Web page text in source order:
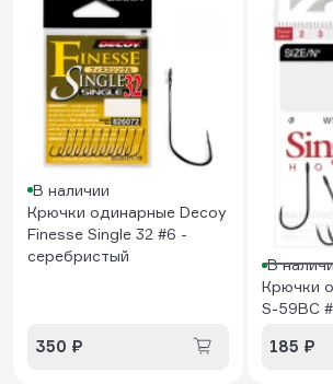
В наличии
Крючки одинарные Decoy
Finesse Single 32 #6 -
серебристый
350 ₽
В
Крючки
S-59BC
185 ₽